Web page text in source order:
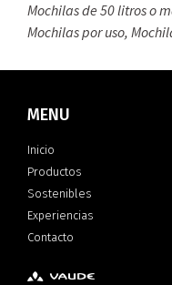
Mochilas de 50 litros o
Mochilas por uso,
MENU
Inicio
Productos
Sostenibles
Experiencias
Contacto